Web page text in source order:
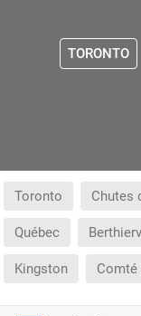
TORONTO
Toronto Chutes
Québec
Kingston Comté